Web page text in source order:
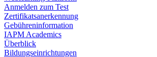
Anmelden zum Test
Zertifikatsanerkennung
Gebühreninformation
IAPM Academics
Überblick
Bildungseinrichtungen